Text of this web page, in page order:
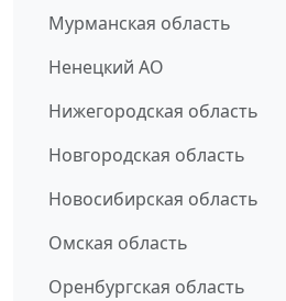
Мурманская область
Ненецкий АО
Нижегородская область
Новгородская область
Новосибирская область
Омская область
Оренбургская область